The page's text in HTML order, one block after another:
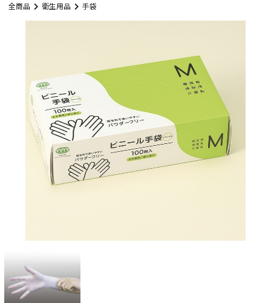
全商品 衛生用品 手袋